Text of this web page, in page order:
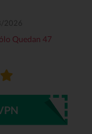
2026
Quedan 47